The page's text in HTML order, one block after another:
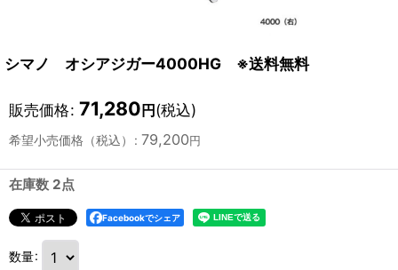
シマノ オシアジガー4000HG ※送料無料
販売価格: 71,280円(税込)
希望小売価格（税込） : 79,200円
在庫数 2点
Facebookでシェア
数量: